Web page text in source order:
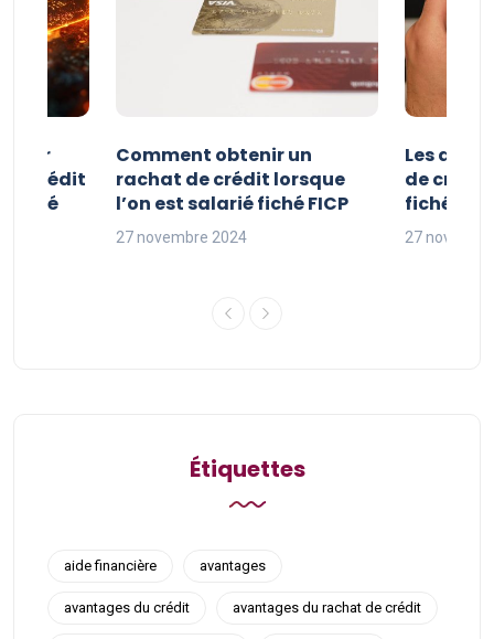
pour
crédit
fiché
Comment obtenir un
rachat de crédit lorsque
l’on est salarié fiché FICP
27 novembre 2024
Les
de crédit
fichés
27
Étiquettes
aide financière avantages
avantages du crédit avantages du rachat de crédit